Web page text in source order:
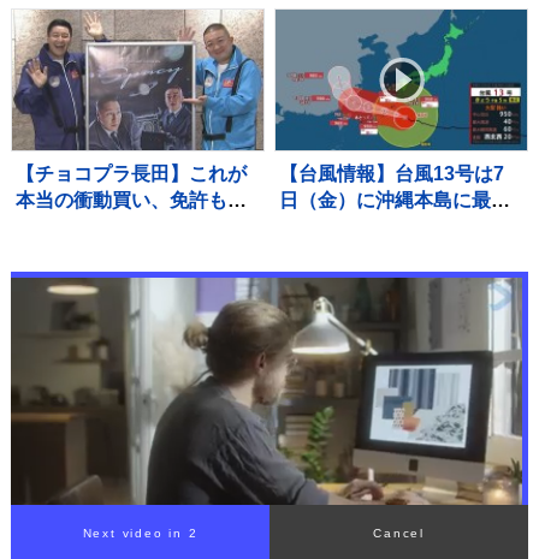
“プライベートな時間” は？
いつ？どこに接近？【Nス
【チョコプラ長田】これが
本当の衝動買い、免許も無
屋で
【台風情報】台風13号は7
日（金）に沖縄本島に最接
響長期化か…被災地・熊本
でも風が強まるおそれ【8月
7日あすの天気】
Next video in 1 Cancel